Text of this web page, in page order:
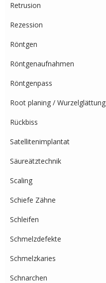
Retrusion
Rezession
Röntgen
Röntgenaufnahmen
Röntgenpass
Root planing / Wurzelglättung
Rückbiss
Satellitenimplantat
Säureätztechnik
Scaling
Schiefe Zähne
Schleifen
Schmelzdefekte
Schmelzkaries
Schnarchen